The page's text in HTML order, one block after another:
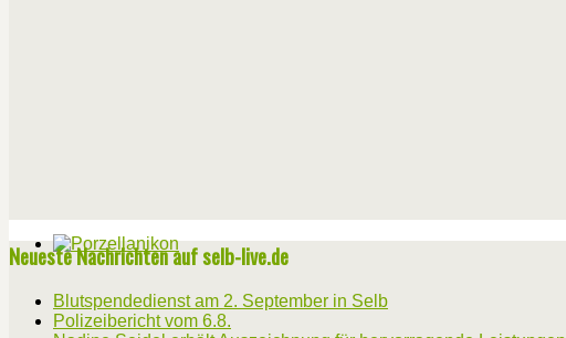
Neueste Nachrichten auf selb-live.de
Blutspendedienst am 2. September in Selb
Polizeibericht vom 6.8.